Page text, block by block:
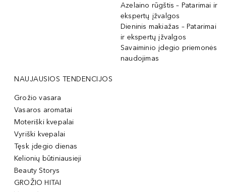
Azelaino rūgštis – Patarimai ir
ekspertų įžvalgos
Dieninis makiažas – Patarimai
ir ekspertų įžvalgos
Savaiminio įdegio priemonės
naudojimas
NAUJAUSIOS TENDENCIJOS
Grožio vasara
Vasaros aromatai
Moteriški kvepalai
Vyriški kvepalai
Tęsk įdegio dienas
Kelionių būtiniausieji
Beauty Storys
GROŽIO HITAI